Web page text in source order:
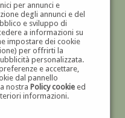
per annunci e
degli annunci e del
e sviluppo di
a informazioni su
impostare dei cookie
per offrirti la
personalizzata.
e accettare,
dal pannello
nostra Policy cookieed
informazioni.
'800 E '900